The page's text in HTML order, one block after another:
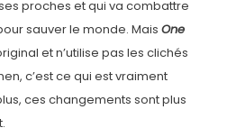
proches et qui va combattre
sauver le monde. Mais One
et n’utilise pas les clichés
c’est ce qui est vraiment
ces changements sont plus